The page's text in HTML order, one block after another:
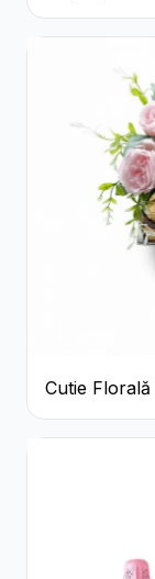
Lisianthus
Cutie
Raffaello